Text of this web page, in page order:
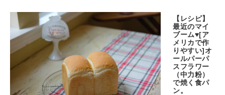
【レシピ】
最近のマイ
ブーム♥[ア
メリカで作
りやすい]オ
ールパーパ
スフラワー
（中力粉）
で焼く食パ
ン。